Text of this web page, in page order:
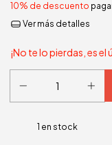
10% de descuento
Ver más detalles
¡No te lo pierdas, es el
1 en stock